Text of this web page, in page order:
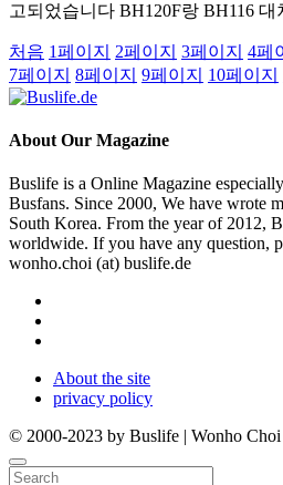
고되었습니다 BH120F랑 BH116 대
처음 1페이지 2페이지 3페이지 4페
7페이지 8페이지 9페이지 10페이지
About Our Magazine
Buslife is a Online Magazine
Busfans. Since 2000, We have wrote
South Korea. From the year of 2012,
worldwide. If you have any question,
wonho.choi (at) buslife.de
About the site
privacy policy
© 2000-2023 by Buslife | Wonho Choi